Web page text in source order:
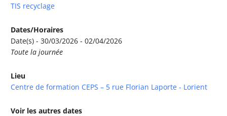
TIS recyclage
Dates/Horaires
Date(s) - 30/03/2026 - 02/04/2026
Toute la journée
Lieu
Centre de formation CEPS – 5 rue Florian Laporte - Lorient
Voir les autres dates